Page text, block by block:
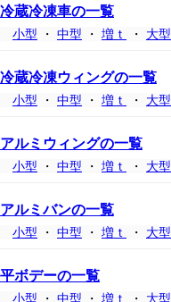
冷蔵冷凍車の一覧
小型 ・ 中型 ・ 増ｔ ・ 大型
冷蔵冷凍ウィングの一覧
小型 ・ 中型 ・ 増ｔ ・ 大型
アルミウィングの一覧
小型 ・ 中型 ・ 増ｔ ・ 大型
アルミバンの一覧
小型 ・ 中型 ・ 増ｔ ・ 大型
平ボデーの一覧
小型 ・ 中型 ・ 増ｔ ・ 大型